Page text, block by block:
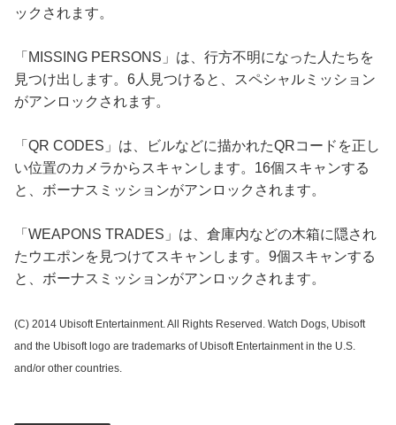
ックされます。
「MISSING PERSONS」は、行方不明になった人たちを
見つけ出します。6人見つけると、スペシャルミッション
がアンロックされます。
「QR CODES」は、ビルなどに描かれたQRコードを正し
い位置のカメラからスキャンします。16個スキャンする
と、ボーナスミッションがアンロックされます。
「WEAPONS TRADES」は、倉庫内などの木箱に隠され
たウエポンを見つけてスキャンします。9個スキャンする
と、ボーナスミッションがアンロックされます。
(C) 2014 Ubisoft Entertainment. All Rights Reserved. Watch Dogs, Ubisoft
and the Ubisoft logo are trademarks of Ubisoft Entertainment in the U.S.
and/or other countries.